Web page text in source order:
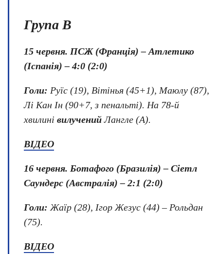
Група B
15 червня. ПСЖ (Франція) – Атлетико
(Іспанія) – 4:0 (2:0)
Голи: Руїс (19), Вітінья (45+1), Маюлу (87),
Лі Кан Ін (90+7, з пенальті). На 78-й
хвилині вилученийЛангле (А).
ВІДЕО
16 червня. Ботафого (Бразилія) – Сіетл
Саундерс (Австралія) – 2:1 (2:0)
Голи: Жаїр (28), Ігор Жезус (44) – Рольдан
(75).
ВІДЕО